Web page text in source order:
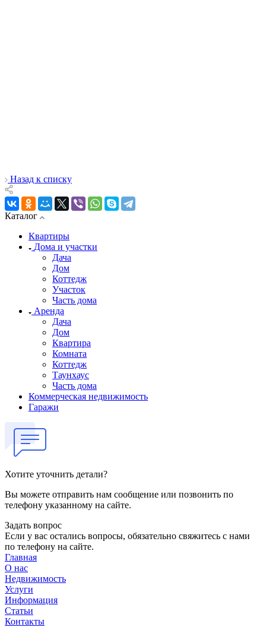
Назад к списку
Каталог
Квартиры
Дома и участки
Дача
Дом
Коттедж
Участок
Часть дома
Аренда
Дача
Дом
Квартира
Комната
Коттедж
Таунхаус
Часть дома
Коммерческая недвижимость
Гаражи
Хотите уточнить детали?
Вы можете отправить нам сообщение или позвонить по
телефону указанному на сайте.
Задать вопрос
Если у вас остались вопросы, обязательно свяжитесь с нами
по телефону на сайте.
Главная
О нас
Недвижимость
Услуги
Информация
Статьи
Контакты